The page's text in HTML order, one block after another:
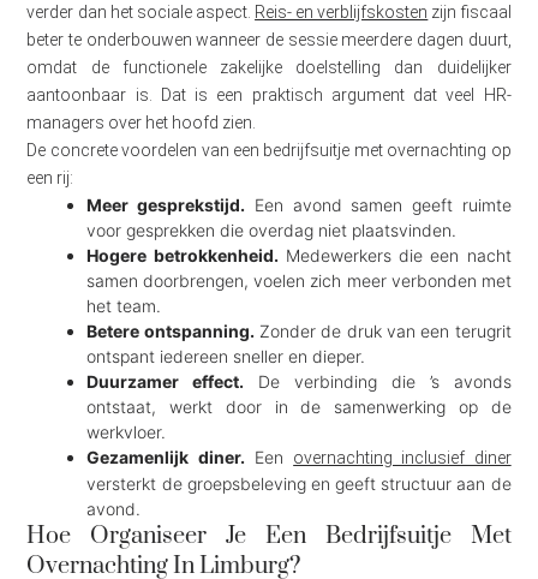
verder dan het sociale aspect. Reis- en verblijfskosten zijn fiscaal
beter te onderbouwen wanneer de sessie meerdere dagen duurt,
omdat de functionele zakelijke doelstelling dan duidelijker
aantoonbaar is. Dat is een praktisch argument dat veel HR-
managers over het hoofd zien.
De concrete voordelen van een bedrijfsuitje met overnachting op
een rij:
Meer gesprekstijd. Een avond samen geeft ruimte
voor gesprekken die overdag niet plaatsvinden.
Hogere betrokkenheid. Medewerkers die een nacht
samen doorbrengen, voelen zich meer verbonden met
het team.
Betere ontspanning. Zonder de druk van een terugrit
ontspant iedereen sneller en dieper.
Duurzamer effect. De verbinding die ’s avonds
ontstaat, werkt door in de samenwerking op de
werkvloer.
Gezamenlijk diner. Een overnachting inclusief diner
versterkt de groepsbeleving en geeft structuur aan de
avond.
Hoe Organiseer Je Een Bedrijfsuitje Met
Overnachting In Limburg?